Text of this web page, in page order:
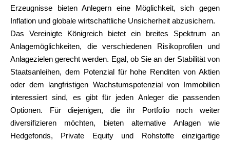
Erzeugnisse bieten Anlegern eine Möglichkeit, sich gegen
Inflation und globale wirtschaftliche Unsicherheit abzusichern.
Das Vereinigte Königreich bietet ein breites Spektrum an
Anlagemöglichkeiten, die verschiedenen Risikoprofilen und
Anlagezielen gerecht werden. Egal, ob Sie an der Stabilität von
Staatsanleihen, dem Potenzial für hohe Renditen von Aktien
oder dem langfristigen Wachstumspotenzial von Immobilien
interessiert sind, es gibt für jeden Anleger die passenden
Optionen. Für diejenigen, die ihr Portfolio noch weiter
diversifizieren möchten, bieten alternative Anlagen wie
Hedgefonds, Private Equity und Rohstoffe einzigartige